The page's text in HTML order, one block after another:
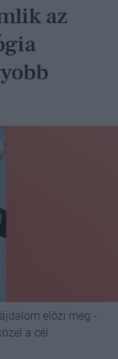
az
előzi meg -
a cél